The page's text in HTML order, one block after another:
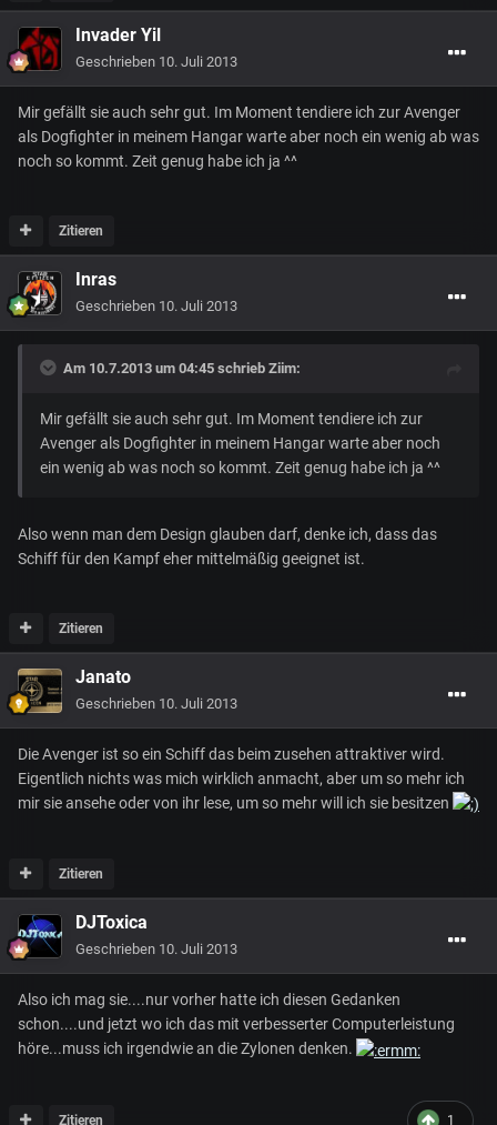
Invader Yil
Geschrieben 10. Juli 2013
Mir gefällt sie auch sehr gut. Im Moment tendiere ich zur Avenger
als Dogfighter in meinem Hangar warte aber noch ein wenig ab was
noch so kommt. Zeit genug habe ich ja ^^
Zitieren
Inras
Geschrieben 10. Juli 2013
Am 10.7.2013 um 04:45 schrieb Ziim:
Mir gefällt sie auch sehr gut. Im Moment tendiere ich zur
Avenger als Dogfighter in meinem Hangar warte aber noch
ein wenig ab was noch so kommt. Zeit genug habe ich ja ^^
Also wenn man dem Design glauben darf, denke ich, dass das
Schiff für den Kampf eher mittelmäßig geeignet ist.
Zitieren
Janato
Geschrieben 10. Juli 2013
Die Avenger ist so ein Schiff das beim zusehen attraktiver wird.
Eigentlich nichts was mich wirklich anmacht, aber um so mehr ich
mir sie ansehe oder von ihr lese, um so mehr will ich sie besitzen
Zitieren
DJToxica
Geschrieben 10. Juli 2013
Also ich mag sie....nur vorher hatte ich diesen Gedanken
schon....und jetzt wo ich das mit verbesserter Computerleistung
höre...muss ich irgendwie an die Zylonen denken.
1
Zitieren